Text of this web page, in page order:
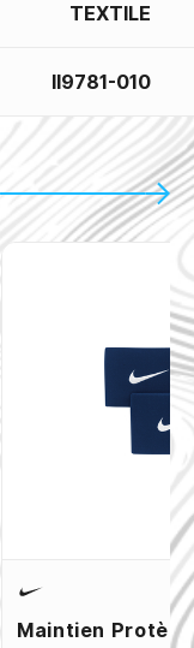
TEXTILE
II9781-010
Maintien